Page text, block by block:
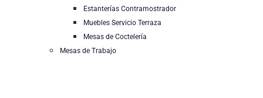
Estanterías Contramostrador
Muebles Servicio Terraza
Mesas de Coctelería
Mesas de Trabajo